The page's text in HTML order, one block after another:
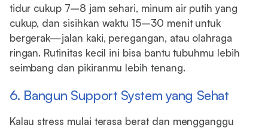
tidur cukup 7–8 jam sehari, minum air putih yang
cukup, dan sisihkan waktu 15–30 menit untuk
bergerak—jalan kaki, peregangan, atau olahraga
ringan. Rutinitas kecil ini bisa bantu tubuhmu lebih
seimbang dan pikiranmu lebih tenang.
6. Bangun Support System yang Sehat
Kalau stress mulai terasa berat dan mengganggu